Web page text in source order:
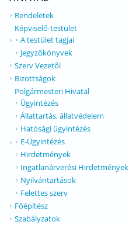
Rendeletek
Képviselő-testület
A testület tagjai
Jegyzőkönyvek
Szerv Vezetői
Bizottságok
Polgármesteri Hivatal
Ügyintézés
Állattartás, állatvédelem
Hatósági ügyintézés
E-Ügyintézés
Hirdetmények
Ingatlanárverési Hirdetmények
Nyilvántartások
Felettes szerv
Főépítész
Szabályzatok